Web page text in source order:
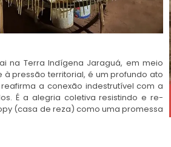
na Terra Indígena Jaraguá, em meio
à pressão territorial, é um profundo ato
a conexão indestrutível com a
É a alegria coletiva resistindo e re-
(casa de reza) como uma promessa